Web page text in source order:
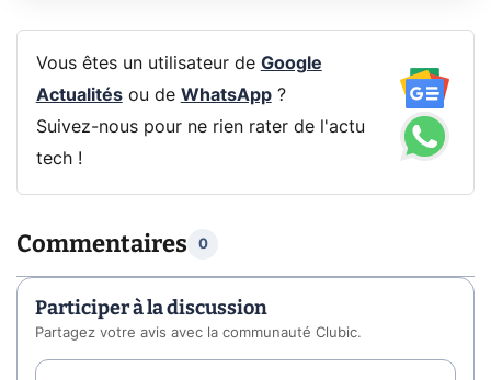
Vous êtes un utilisateur de Google
Actualitésou de WhatsApp?
Suivez-nous pour ne rien rater de l'actu
tech !
Commentaires 0
Participer à la discussion
Partagez votre avis avec la communauté Clubic.